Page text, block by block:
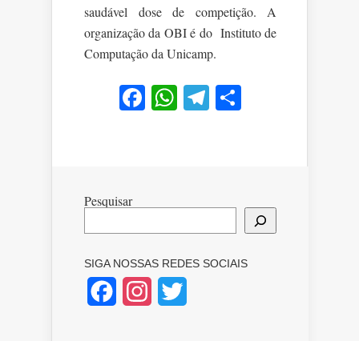
saudável dose de competição. A
organização da OBI é do Instituto de
Computação da Unicamp.
Facebook
WhatsApp
Telegram
Pesquisar
SIGA NOSSAS REDES SOCIAIS
FacebookInstagram